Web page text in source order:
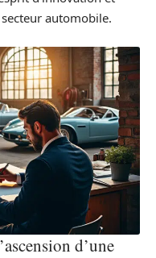
automobile.
d’une